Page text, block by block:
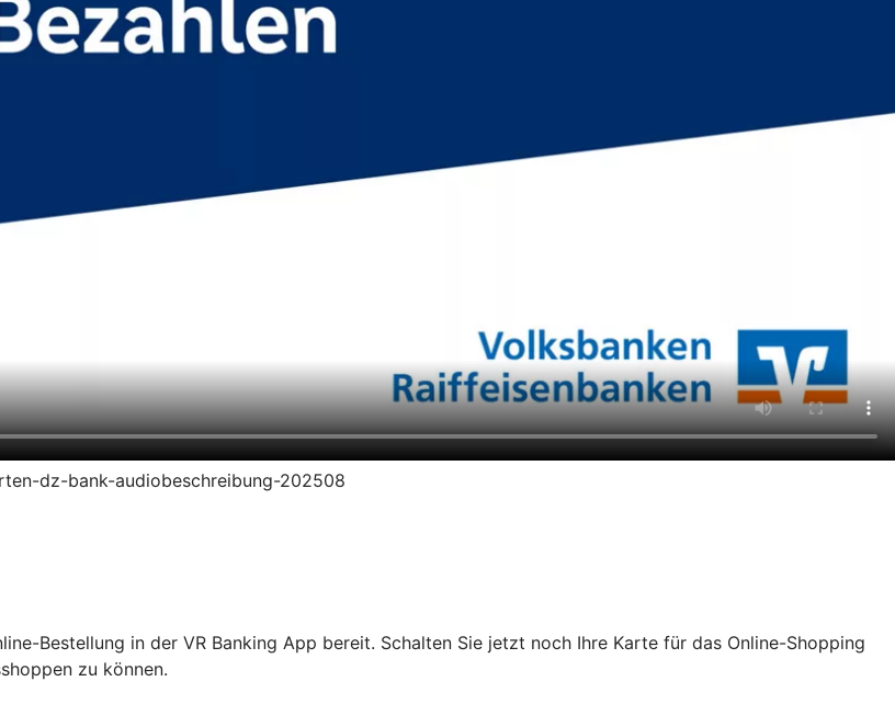
dz-bank-audiobeschreibung-202508
Bestellung in der VR Banking App bereit. Schalten Sie jetzt noch Ihre Karte für das Online-Shopping
zu können.